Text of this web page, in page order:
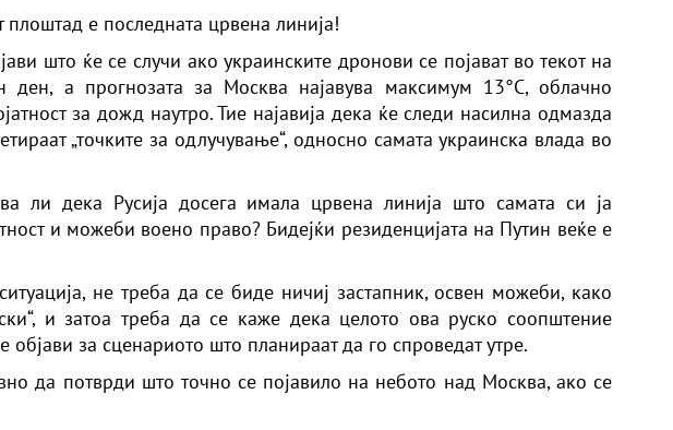
е последната црвена линија!
што ќе се случи ако украинските дронови се појават во текот на
ден, а прогнозата за Москва најавува максимум 13°C, облачно
за дожд наутро. Тие најавија дека ќе следи насилна одмазда
„точките за одлучување“, односно самата украинска влада во
ли дека Русија досега имала црвена линија што самата си ја
и можеби воено право? Бидејќи резиденцијата на Путин веќе е
не треба да се биде ничиј застапник, освен можеби, како
и затоа треба да се каже дека целото ова руско соопштение
за сценариото што планираат да го спроведат утре.
да потврди што точно се појавило на небото над Москва, ако се